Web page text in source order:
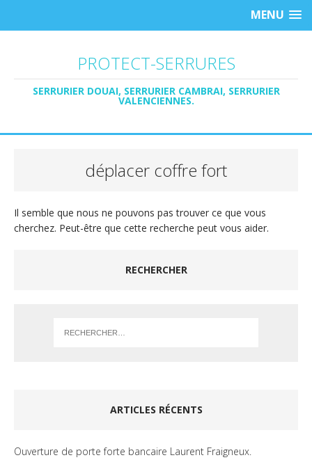
MENU
PROTECT-SERRURES
SERRURIER DOUAI, SERRURIER CAMBRAI, SERRURIER
VALENCIENNES.
déplacer coffre fort
Il semble que nous ne pouvons pas trouver ce que vous
cherchez. Peut-être que cette recherche peut vous aider.
RECHERCHER
ARTICLES RÉCENTS
Ouverture de porte forte bancaire Laurent Fraigneux.